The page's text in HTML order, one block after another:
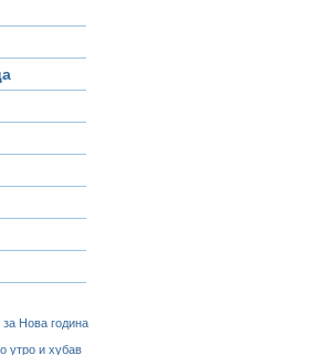
за Нова година
утро и хубав